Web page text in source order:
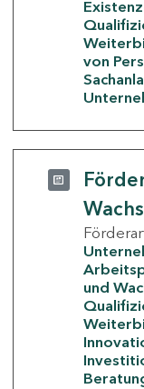
von
und